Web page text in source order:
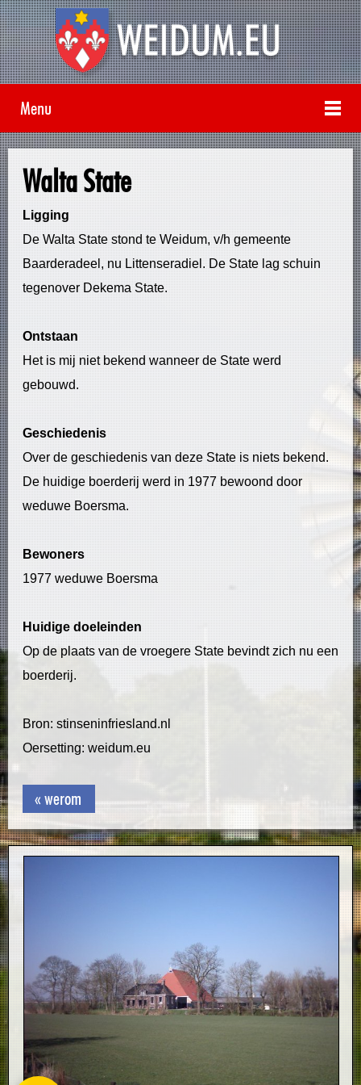
Menu
Walta State
Ligging
De Walta State stond te Weidum, v/h gemeente
Baarderadeel, nu Littenseradiel. De State lag schuin
tegenover Dekema State.
Ontstaan
Het is mij niet bekend wanneer de State werd
gebouwd.
Geschiedenis
Over de geschiedenis van deze State is niets bekend.
De huidige boerderij werd in 1977 bewoond door
weduwe Boersma.
Bewoners
1977 weduwe Boersma
Huidige doeleinden
Op de plaats van de vroegere State bevindt zich nu een
boerderij.
Bron: stinseninfriesland.nl
Oersetting: weidum.eu
« werom